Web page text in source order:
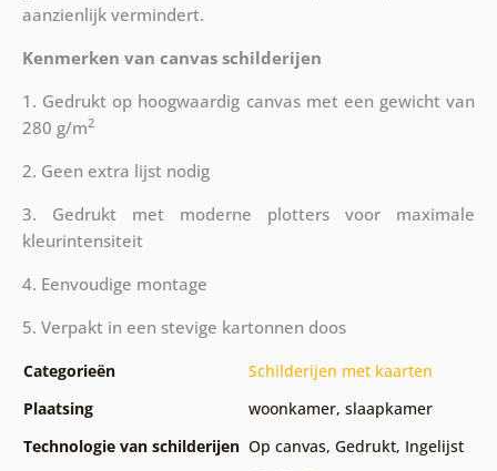
aanzienlijk vermindert.
Kenmerken van canvas schilderijen
1. Gedrukt op hoogwaardig canvas met een gewicht van
280 g/m2
2. Geen extra lijst nodig
3. Gedrukt met moderne plotters voor maximale
kleurintensiteit
4. Eenvoudige montage
5. Verpakt in een stevige kartonnen doos
Categorieën
Schilderijen met kaarten
Plaatsing
woonkamer, slaapkamer
Technologie van schilderijen Op canvas, Gedrukt, Ingelijst